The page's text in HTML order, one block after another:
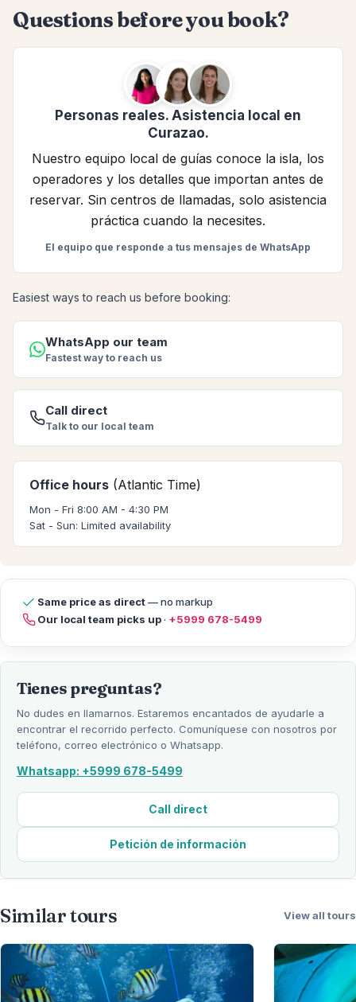
Questions before you book?
Personas reales. Asistencia local en
Curazao.
Nuestro equipo local de guías conoce la isla, los
operadores y los detalles que importan antes de
reservar. Sin centros de llamadas, solo asistencia
práctica cuando la necesites.
El equipo que responde a tus mensajes de WhatsApp
Easiest ways to reach us before booking:
WhatsApp our team
Fastest way to reach us
Call direct
Talk to our local team
Office hours (Atlantic Time)
Mon - Fri 8:00 AM - 4:30 PM
Sat - Sun: Limited availability
Same price as direct— no markup
Our local team picks up· +5999 678-5499
Tienes preguntas?
No dudes en llamarnos. Estaremos encantados de ayudarle a
encontrar el recorrido perfecto. Comuníquese con nosotros por
teléfono, correo electrónico o Whatsapp.
Whatsapp: +5999 678-5499
Call direct
Petición de información
Similar tours View all tours